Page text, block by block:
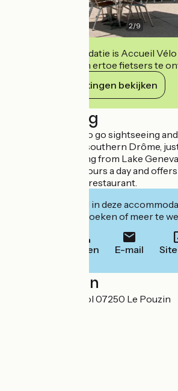
2/9
Deze accommodatie is Accueil
en verbindt zich ertoe fietsers te
Haar verplichtingen bekijken
Beschrijving
Perfect location to go sightseeing
Ardèche and the southern Drôme,
bicycle route, going from Lake
hotel is open 24 hours a day and
free wifi and has a restaurant.
Geïnteresseerd in deze
website om te boeken of meer te
Bellen E-mail
Localisation
155 Route de Loriol 07250 Le Pouzin